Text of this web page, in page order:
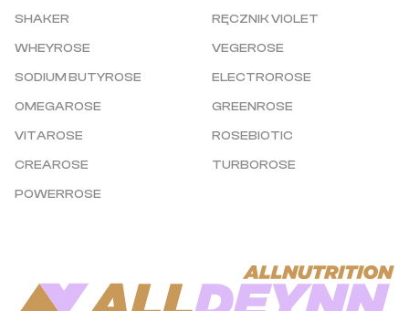
SHAKER
RĘCZNIK VIOLET
WHEYROSE
VEGEROSE
SODIUM BUTYROSE
ELECTROROSE
OMEGAROSE
GREENROSE
VITAROSE
ROSEBIOTIC
CREAROSE
TURBOROSE
POWERROSE